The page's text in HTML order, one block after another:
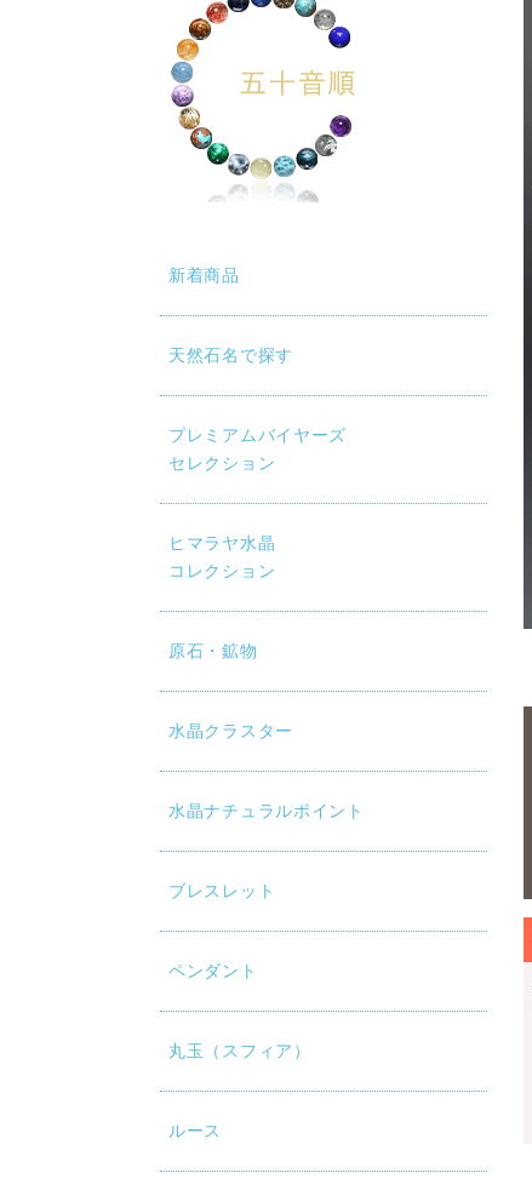
新着商品
天然石名で探す
プレミアムバイヤーズ
セレクション
ヒマラヤ水晶
コレクション
原石・鉱物
水晶クラスター
水晶ナチュラルポイント
ブレスレット
ペンダント
丸玉（スフィア）
ルース